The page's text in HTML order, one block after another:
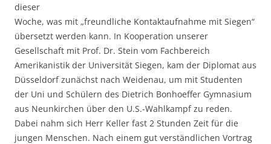
dieser
Woche, was mit „freundliche Kontaktaufnahme mit Siegen“
übersetzt werden kann. In Kooperation unserer
Gesellschaft mit Prof. Dr. Stein vom Fachbereich
Amerikanistik der Universität Siegen, kam der Diplomat aus
Düsseldorf zunächst nach Weidenau, um mit Studenten
der Uni und Schülern des Dietrich Bonhoeffer Gymnasium
aus Neunkirchen über den U.S.-Wahlkampf zu reden.
Dabei nahm sich Herr Keller fast 2 Stunden Zeit für die
jungen Menschen. Nach einem gut verständlichen Vortrag